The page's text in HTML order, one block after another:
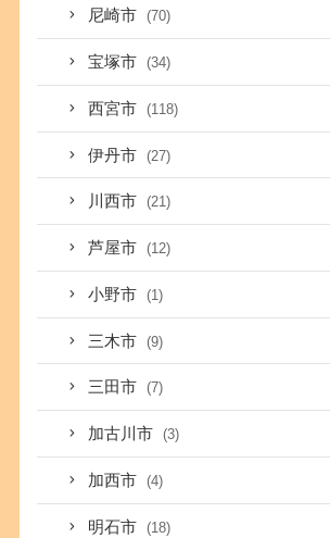
尼崎市 (70)
宝塚市 (34)
西宮市 (118)
伊丹市 (27)
川西市 (21)
芦屋市 (12)
小野市 (1)
三木市 (9)
三田市 (7)
加古川市 (3)
加西市 (4)
明石市 (18)